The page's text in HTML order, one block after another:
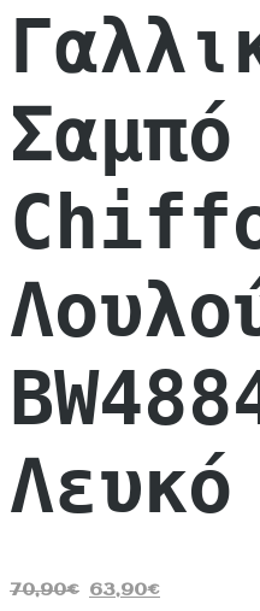
Λευκό
70,90€ Original
63,90€Η